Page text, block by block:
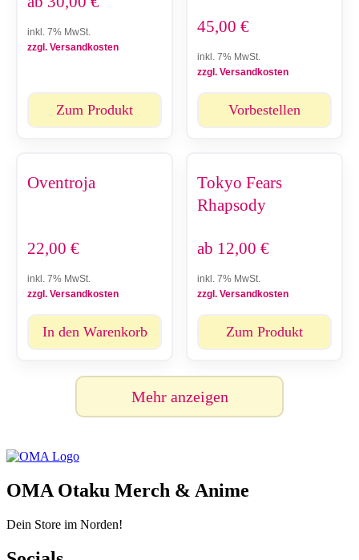
inkl. 7% MwSt.
zzgl. Versandkosten
Zum Produkt
45,00 €
inkl. 7% MwSt.
zzgl. Versandkosten
Vorbestellen
Oventroja
22,00 €
inkl. 7% MwSt.
zzgl. Versandkosten
In den Warenkorb
Tokyo Fears
Rhapsody
ab 12,00 €
inkl. 7% MwSt.
zzgl. Versandkosten
Zum Produkt
Mehr anzeigen
OMA Otaku Merch & Anime
Dein Store im Norden!